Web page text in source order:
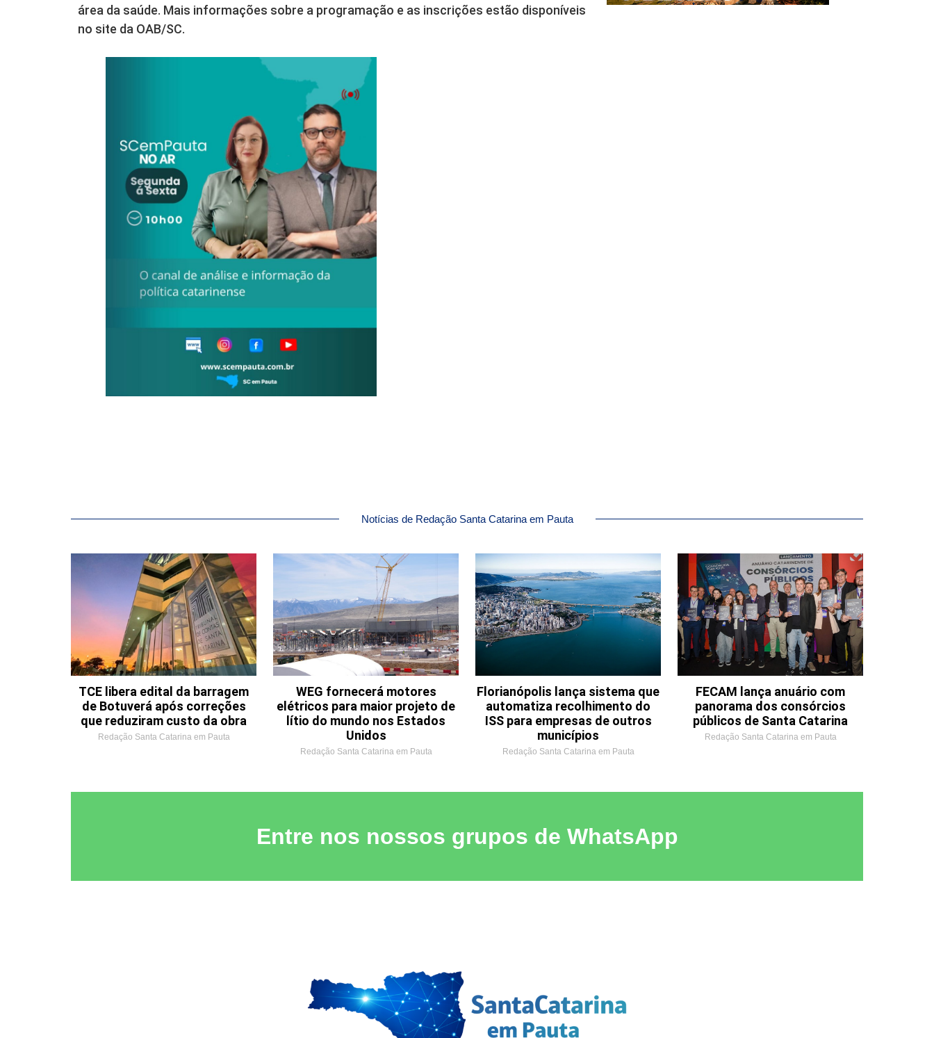
área da saúde. Mais informações sobre a programação e as inscrições estão disponíveis
no site da OAB/SC.
Notícias de Redação Santa Catarina em Pauta
TCE libera edital da barragem
de Botuverá após correções
que reduziram custo da obra
Redação Santa Catarina em Pauta
WEG fornecerá motores
elétricos para maior projeto de
lítio do mundo nos Estados
Unidos
Redação Santa Catarina em Pauta
Florianópolis lança sistema que
automatiza recolhimento do
ISS para empresas de outros
municípios
Redação Santa Catarina em Pauta
FECAM lança anuário com
panorama dos consórcios
públicos de Santa Catarina
Redação Santa Catarina em Pauta
Entre nos nossos grupos de WhatsApp